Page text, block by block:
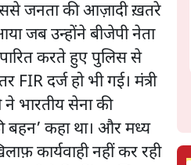
जनता की आज़ादी ख़तरे
जब उन्होंने बीजेपी नेता
करते हुए पुलिस से
दर्ज हो भी गई। मंत्री
भारतीय सेना की
बहन’ कहा था। और मध्य
कार्यवाही नहीं कर रही